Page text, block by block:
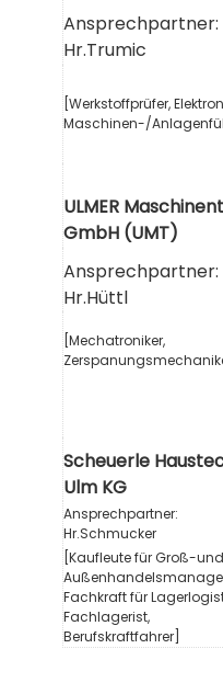
Ansprechpartner:
Hr.Trumic
[Werkstoffprüfer,
Maschinen-/
ULMER
GmbH (UMT)
Ansprechpartner:
Hr.Hüttl
[Mechatroniker,
Scheuerle
Ulm KG
Ansprechpartner:
Hr.Schmucker
[Kaufleute für Groß-und
Fachkraft für
Fachlagerist,
Berufskraftfahrer]